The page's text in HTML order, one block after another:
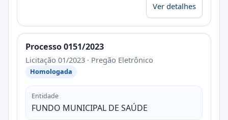
Ver detalhes
Processo 0151/2023
Licitação 01/2023 · Pregão Eletrônico
Homologada
Entidade
FUNDO MUNICIPAL DE SAÚDE